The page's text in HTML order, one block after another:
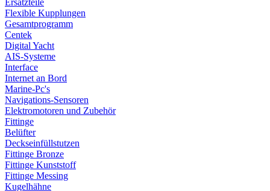
Ersatzteile
Flexible Kupplungen
Gesamtprogramm
Centek
Digital Yacht
AIS-Systeme
Interface
Internet an Bord
Marine-Pc's
Navigations-Sensoren
Elektromotoren und Zubehör
Fittinge
Belüfter
Deckseinfüllstutzen
Fittinge Bronze
Fittinge Kunststoff
Fittinge Messing
Kugelhähne